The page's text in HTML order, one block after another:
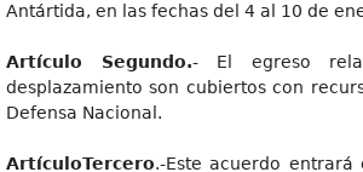
Antártida, en las fechas del 4 al 10 de
Artículo Segundo.- El egreso
desplazamiento son cubiertos con
Defensa Nacional.
ArtículoTercero.-Este acuerdo